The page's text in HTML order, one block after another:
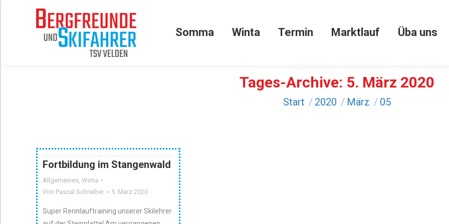
Somma Winta Termin Marktlauf Üba uns
Tages-Archive: 5. März 2020
Sie befinden sich hier:
Start 2020 März 05
Fortbildung im Stangenwald
Allgemeines, Winta
Von Pascal Schreiber 5. März 2020
Super Rennlauftraining unserer Skilehrer